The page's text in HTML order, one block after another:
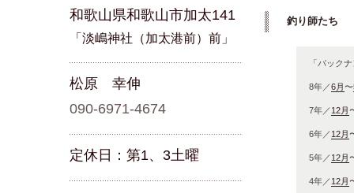
釣り師たち
「バック
8年／6月 〜
7年／ 12月
6年／ 12月
5年／ 12月
4年／ 12月
和歌山県和歌山市加太141
「淡嶋神社（加太港前）前」
松原 幸伸
090-6971-4674
定休日：第1、3土曜